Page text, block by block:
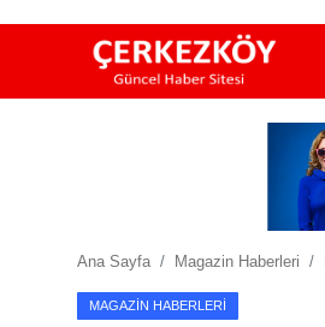
Ekonomi Haberleri
Ana Sayfa Magazin Haberleri
MAGAZIN HABERLERI